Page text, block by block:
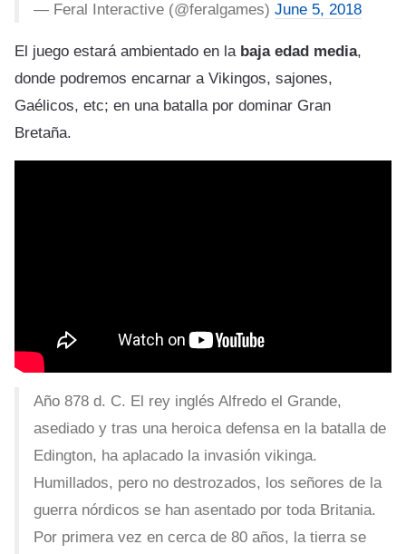
— Feral Interactive (@feralgames) June 5, 2018
El juego estará ambientado en la baja edad media,
donde podremos encarnar a Vikingos, sajones,
Gaélicos, etc; en una batalla por dominar Gran
Bretaña.
Año 878 d. C. El rey inglés Alfredo el Grande,
asediado y tras una heroica defensa en la batalla de
Edington, ha aplacado la invasión vikinga.
Humillados, pero no destrozados, los señores de la
guerra nórdicos se han asentado por toda Britania.
Por primera vez en cerca de 80 años, la tierra se